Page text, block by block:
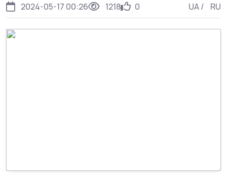
2024-05-17 00:26 1218 0 UA/ RU